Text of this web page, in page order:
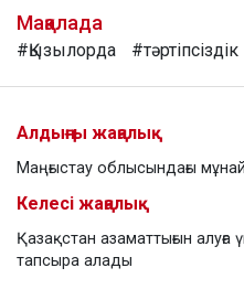
Мақалада
#Қызылорда #тәртіпсіздік
Алдыңғы жаңалық
Маңғыстау облысындағы
Келесі жаңалық
Қазақстан азаматтығын алуға
тапсыра алады